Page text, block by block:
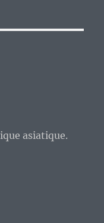
asiatique.